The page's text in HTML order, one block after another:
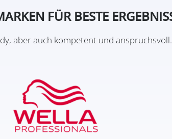
FÜR BESTE
aber auch kompetent und anspruchsvoll.